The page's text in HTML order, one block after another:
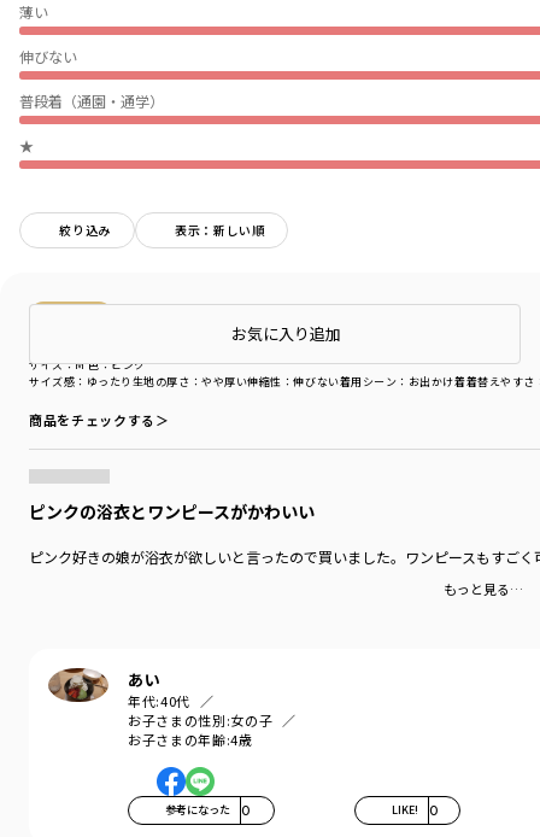
薄い
伸びない
普段着（通園・通学）
★
絞り込み 表示：新しい順
サイズ感 ：ゆったり 生地の厚さ ：やや厚い伸縮性 ：伸びない着用シーン ：お出かけ着着替えやすさ
サイズ：M色：ピンク
商品をチェックする＞
ピンクの浴衣とワンピースがかわいい
ピンク好きの娘が浴衣が欲しいと言ったので買いました。ワンピースもすご
もっと見る…
あい
年代:40代
お子さまの性別:女の子
お子さまの年齢:4歳
参考になった 0 LIKE! 0
店頭在庫を確認するお気に入り追加